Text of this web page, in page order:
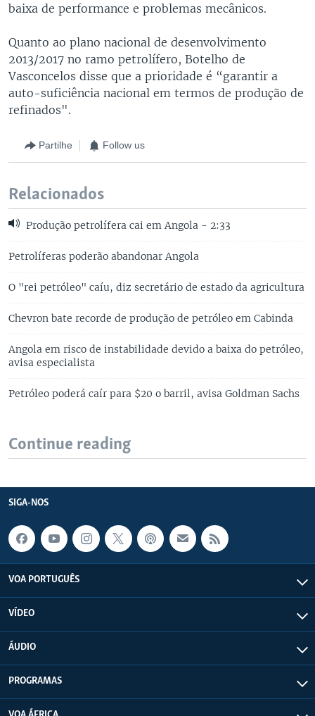
baixa de performance e problemas mecânicos.
Quanto ao plano nacional de desenvolvimento
2013/2017 no ramo petrolífero, Botelho de
Vasconcelos disse que a prioridade é “garantir a
auto-suficiência nacional em termos de produção de
refinados".
Partilhe Follow us
Relacionados
Produção petrolífera cai em Angola - 2:33
Petrolíferas poderão abandonar Angola
O "rei petróleo" caíu, diz secretário de estado da agricultura
Chevron bate recorde de produção de petróleo em Cabinda
Angola em risco de instabilidade devido a baixa do petróleo,
avisa especialista
Petróleo poderá caír para $20 o barril, avisa Goldman Sachs
Continue reading
SIGA-NOS
VOA PORTUGUÊS
VÍDEO
ÁUDIO
PROGRAMAS